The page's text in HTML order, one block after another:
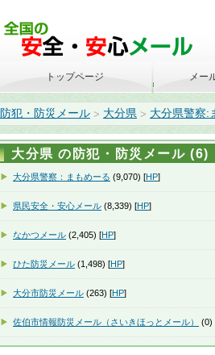
防犯・防災メール > 大分県 > 大分県警察:
トップページ メー
大分県 の防犯・防災メール (6)
大分県警察：まもめーる (9,070) [HP]
県民安全・安心メール (8,339) [HP]
なかつメール (2,405) [HP]
ひた防災メール (1,498) [HP]
大分市防災メール (263) [HP]
佐伯市情報防災メール（さいきほっとメール） (0)